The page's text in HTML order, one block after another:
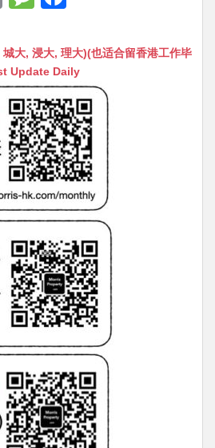
ai
l
s
s
a
g
e
c
e
b
o
o
k
大, 浸大, 理大)(也适合留香港工作毕
Update Daily